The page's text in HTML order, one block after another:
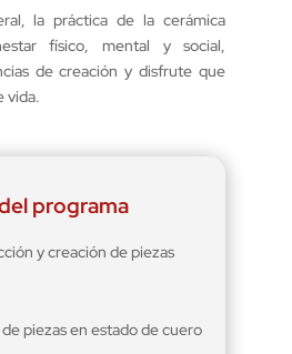
la práctica de la cerámica
físico, mental y social,
de creación y disfrute que
vida.
programa
y creación de piezas
piezas en estado de cuero